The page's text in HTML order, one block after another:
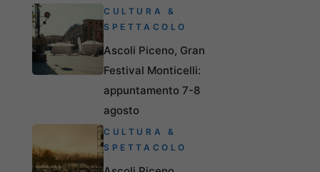
CULTURA &
SPETTACOLO
Ascoli Piceno, Gran
Festival Monticelli:
appuntamento 7-8
agosto
CULTURA &
SPETTACOLO